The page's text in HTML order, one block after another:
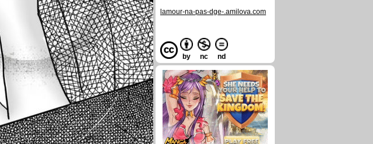
lamour-na-pas-dge-.amilova.com
by nc nd